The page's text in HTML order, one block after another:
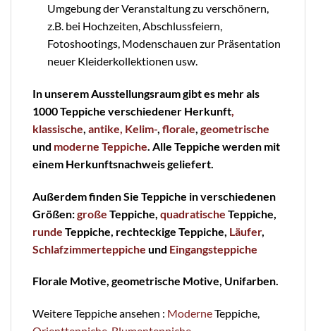
Umgebung der Veranstaltung zu verschönern,
z.B. bei Hochzeiten, Abschlussfeiern,
Fotoshootings, Modenschauen zur Präsentation
neuer Kleiderkollektionen usw.
In unserem Ausstellungsraum gibt es mehr als
1000 Teppiche verschiedener Herkunft
klassische antike , Kelim- florale geometrische
und moderne Teppiche . Alle Teppiche werden mit
einem Herkunftsnachweis geliefert.
Außerdem finden Sie Teppiche in verschiedenen
Größen:große Teppiche, quadratische Teppiche,
runde Teppiche, rechteckige Teppiche, Läufer,
Schlafzimmerteppiche und Eingangsteppiche
Florale Motive, geometrische Motive, Unifarben.
Weitere Teppiche ansehen : ModerneTeppiche,